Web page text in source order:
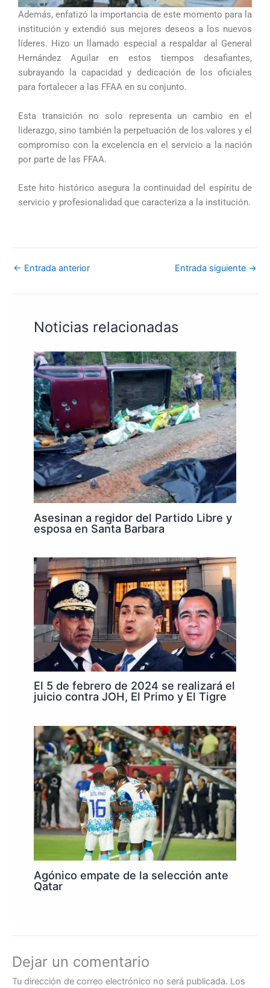
Además, enfatizó la importancia de este momento para la
institución y extendió sus mejores deseos a los nuevos
líderes. Hizo un llamado especial a respaldar al General
Hernández Aguilar en estos tiempos desafiantes,
subrayando la capacidad y dedicación de los oficiales
para fortalecer a las FFAA en su conjunto.
Esta transición no solo representa un cambio en el
liderazgo, sino también la perpetuación de los valores y el
compromiso con la excelencia en el servicio a la nación
por parte de las FFAA.
Este hito histórico asegura la continuidad del espíritu de
servicio y profesionalidad que caracteriza a la institución.
← Entrada anterior Entrada siguiente →
Noticias relacionadas
Asesinan a regidor del Partido Libre y
esposa en Santa Barbara
El 5 de febrero de 2024 se realizará el
juicio contra JOH, El Primo y El Tigre
Agónico empate de la selección ante
Qatar
Dejar un comentario
Tu dirección de correo electrónico no será publicada. Los